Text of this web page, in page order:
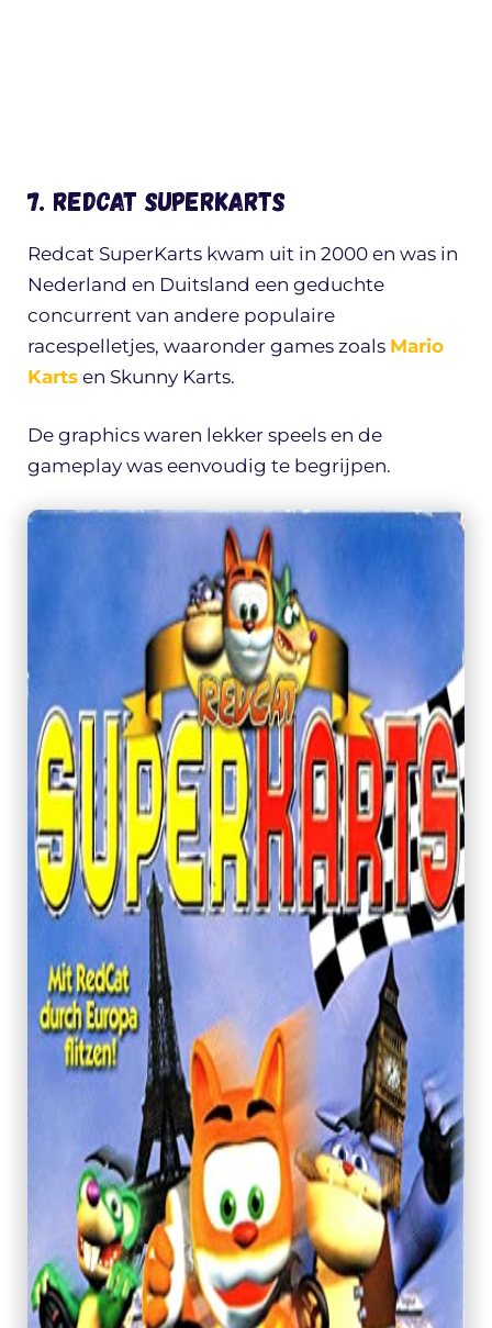
7. Redcat SuperKarts
Redcat SuperKarts kwam uit in 2000 en was in
Nederland en Duitsland een geduchte
concurrent van andere populaire
racespelletjes, waaronder games zoals Mario
Karts en Skunny Karts.
De graphics waren lekker speels en de
gameplay was eenvoudig te begrijpen.